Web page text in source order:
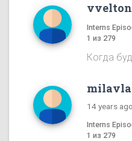
vvelton
Interns
1 из 279
Когда
14 years ago
Interns
1 из 279